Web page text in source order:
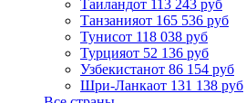
Таиландот 113 243 руб
Танзанияот 165 536 руб
Тунисот 118 038 руб
Турцияот 52 136 руб
Узбекистанот 86 154 руб
Шри-Ланкаот 131 138 руб